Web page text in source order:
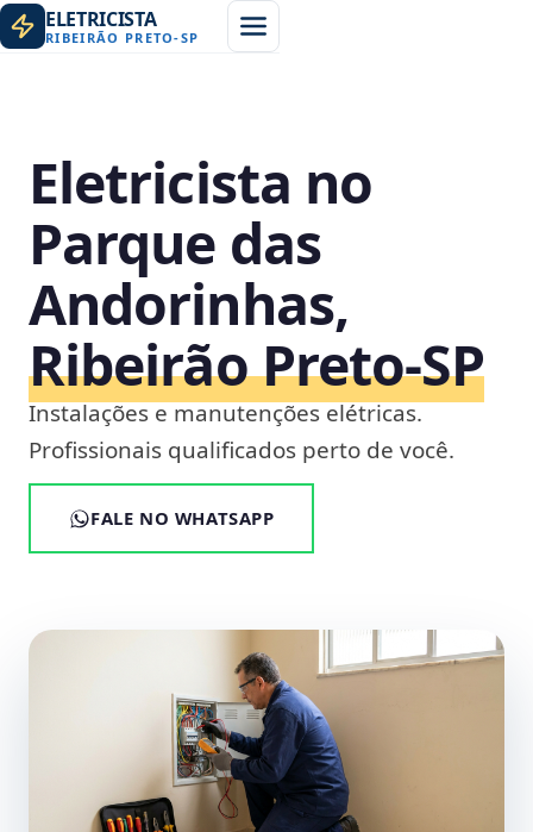
ELETRICISTA
RIBEIRÃO PRETO-SP
Eletricista no
Parque das
Andorinhas,
Ribeirão Preto‑SP
Instalações e manutenções elétricas.
Profissionais qualificados perto de você.
FALE NO WHATSAPP